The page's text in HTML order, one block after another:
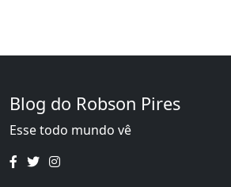
Blog do Robson Pires
Esse todo mundo vê